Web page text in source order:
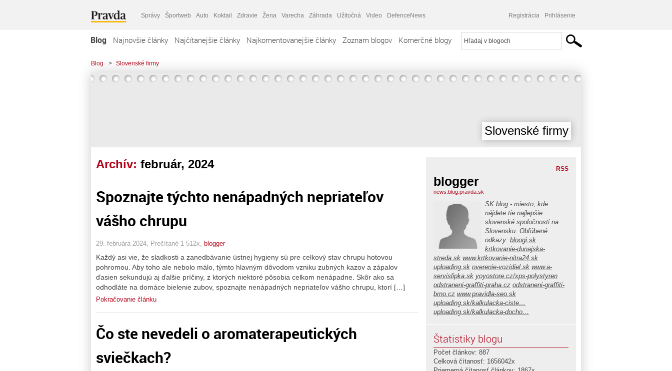
Správy Športweb Auto Koktail Zdravie Žena Varecha Záhrada Užitočná Video DefenceNews Registrácia Prihlásenie
Blog Najnovšie články Najčítanejšie články Najkomentovanejšie články Zoznam blogov Komerčné blogy
Blog > Slovenské firmy
Slovenské firmy
Archív: február, 2024
Spoznajte týchto nenápadných nepriateľov
vášho chrupu
29. februára 2024, Prečítané 1 512x, blogger
Každý asi vie, že sladkosti a zanedbávanie ústnej hygieny sú pre celkový stav chrupu hotovou
pohromou. Aby toho ale nebolo málo, týmto hlavným dôvodom vzniku zubných kazov a zápalov
ďasien sekundujú aj ďalšie príčiny, z ktorých niektoré pôsobia celkom nenápadne. Skôr ako sa
odhodláte na domáce bielenie zubov, spoznajte nenápadných nepriateľov vášho chrupu, ktorí […]
Pokračovanie článku
Čo ste nevedeli o aromaterapeutických
sviečkach?
RSS
blogger
news.blog.pravda.sk
SK blog - miesto, kde
nájdete tie najlepšie
slovenské spoločnosti na
Slovensku. Obľúbené
odkazy: bloogi.sk
krtkovanie-dunajska-
streda.sk www.krtkovanie-nitra24.sk
uploading.sk overenie-vozidiel.sk www.a-
servislipka.sk yoyostore.cz/xps-polystyren
odstraneni-graffiti-praha.cz odstraneni-graffiti-
brno.cz www.pravidla-seo.sk
uploading.sk/kalkulacka-ciste…
uploading.sk/kalkulacka-docho…
Štatistiky blogu
Počet článkov: 887
Celková čítanosť: 1656042x